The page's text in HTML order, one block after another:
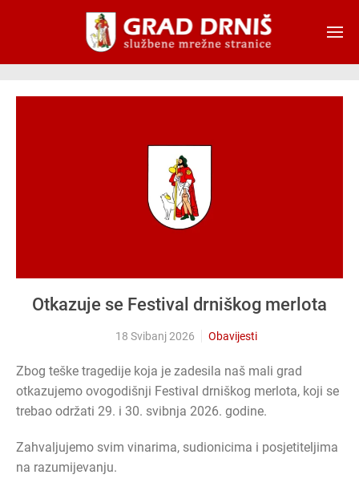
Skip to main content
Otkazuje se Festival drniškog merlota
18 Svibanj 2026 Obavijesti
Zbog teške tragedije koja je zadesila naš mali grad
otkazujemo ovogodišnji Festival drniškog merlota, koji se
trebao održati 29. i 30. svibnja 2026. godine.
Zahvaljujemo svim vinarima, sudionicima i posjetiteljima
na razumijevanju.